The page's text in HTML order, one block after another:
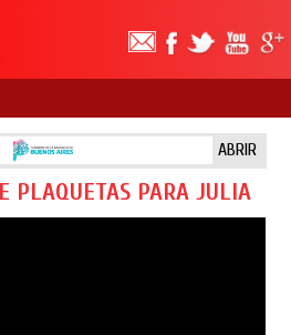
ABRIR
PLAQUETAS PARA JULIA